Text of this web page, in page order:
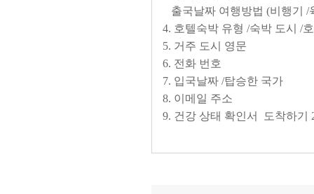
출국날짜 여행방법 (비행기 /
4. 호텔숙박 유형 /숙박 도시 /
5. 거주 도시 영문
6. 전화 번호
7. 입국날짜 /탑승한 국가
8. 이메일 주소
9. 건강 상태 확인서 도착하기